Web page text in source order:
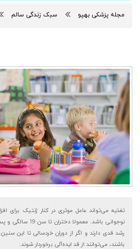
مجله پزشکی بهپو سبک زندگی سالم
تغذیه می‌تواند عامل موثری در کنار ژنتیک برای
رشد قدی دارند و اگر از دوران خردسالی تا این
باشند، می‌توانند از قد ایده‌آلی برخوردار شوند.